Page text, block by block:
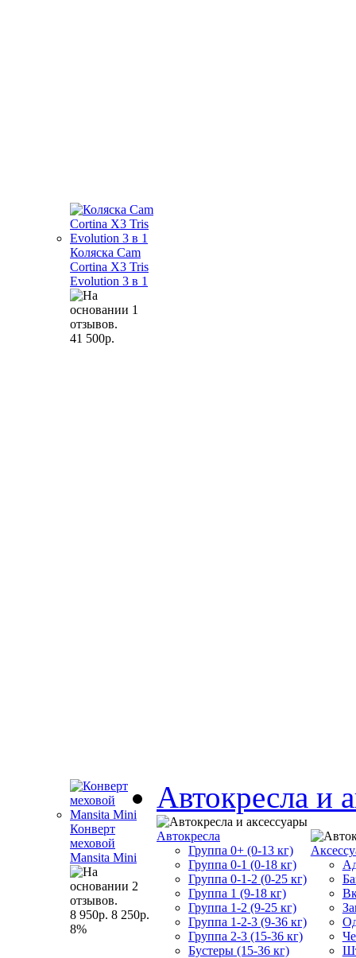
Коляска Cam
Cortina X3 Tris
Evolution 3 в 1
41 500р.
Конверт
меховой
Mansita Mini
8 950р. 8 250р.
8%
Автокресла и
Автокресла
Группа 0+ (0-13 кг)
Группа 0-1 (0-18 кг)
Группа 0-1-2 (0-25 кг)
Группа 1 (9-18 кг)
Группа 1-2 (9-25 кг)
Группа 1-2-3 (9-36 кг)
Группа 2-3 (15-36 кг)
Бустеры (15-36 кг)